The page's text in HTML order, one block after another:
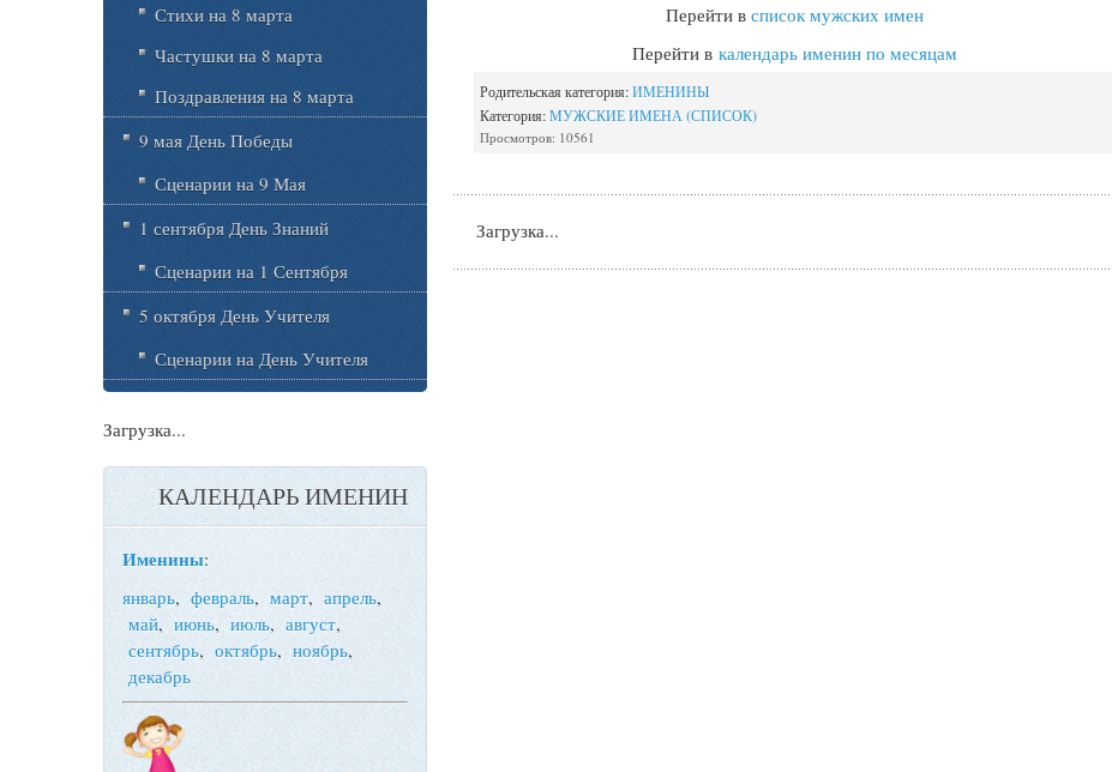
Перейти в список мужских имен
Перейти в календарь именин по месяцам
Родительская категория:ИМЕНИНЫ
Категория:МУЖСКИЕ ИМЕНА (СПИСОК)
Просмотров: 10561
Загрузка...
Стихи на 8 марта
Частушки на 8 марта
Поздравления на 8 марта
9 мая День Победы
Сценарии на 9 Мая
1 сентября День Знаний
Сценарии на 1 Сентября
5 октября День Учителя
Сценарии на День Учителя
Загрузка...
КАЛЕНДАРЬ ИМЕНИН
Именины:
январь,февраль, март, апрель,
май, июнь, июль,август,
сентябрь, октябрь, ноябрь,
декабрь